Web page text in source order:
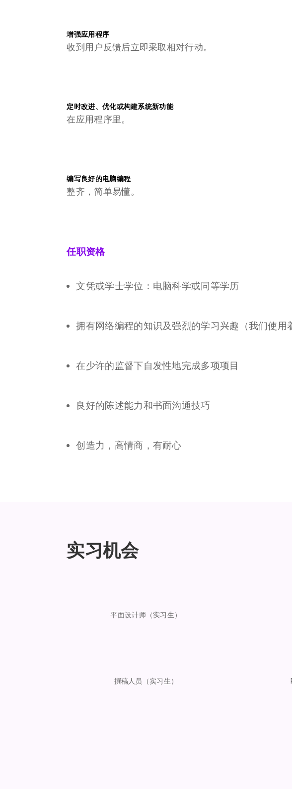
增强应用程序
收到用户反馈后立即采取相对行动。
定时改进、优化或构建系统新功能
在应用程序里。
编写良好的电脑编程
整齐，简单易懂。
任职资格
文凭或学士学位：电脑科学或同等学历
拥有网络编程的知识及强烈的学习兴趣（我们使用
在少许的监督下自发性地完成多项项目
良好的陈述能力和书面沟通技巧
创造力，高情商，有耐心
实习机会
平面设计师（实习生）
撰稿人员（实习生）